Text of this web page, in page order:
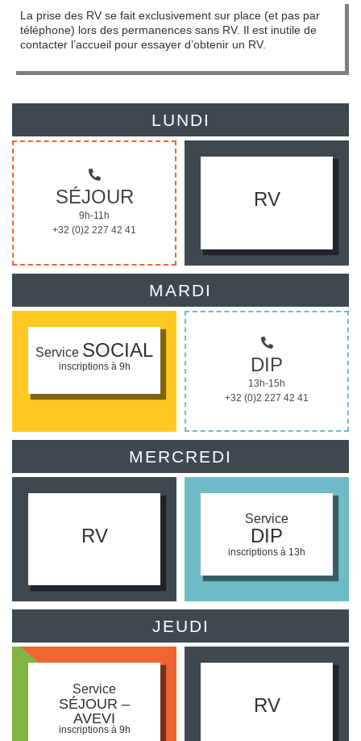
La prise des RV se fait exclusivement sur place (et pas par
téléphone) lors des permanences sans RV. Il est inutile de
contacter l’accueil pour essayer d’obtenir un RV.
LUNDI
SÉJOUR
9h-11h
+32 (0)2 227 42 41
RV
MARDI
Service SOCIAL
inscriptions à 9h DIP
13h-15h
+32 (0)2 227 42 41
MERCREDI
RV
Service
DIP
inscriptions à 13h
JEUDI
Service
SÉJOUR –
AVEVI
inscriptions à 9h
RV